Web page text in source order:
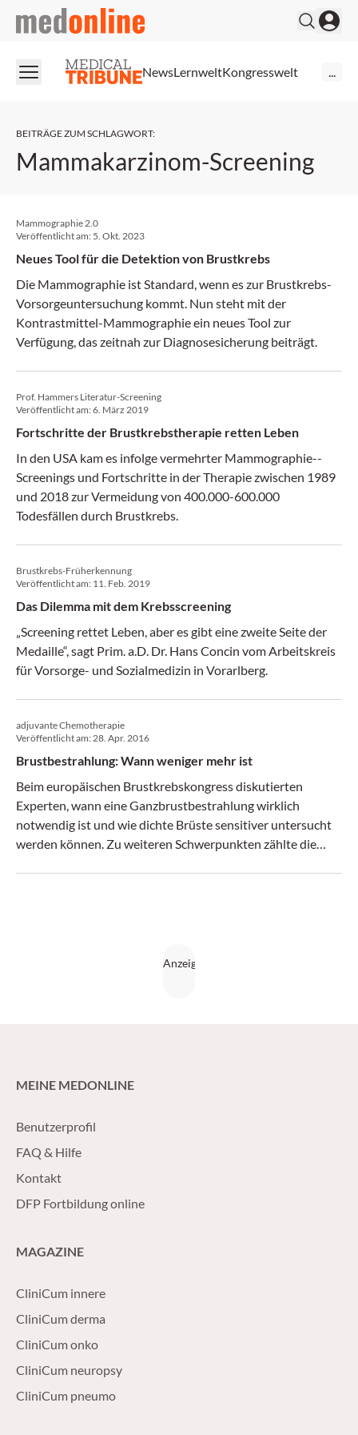
medonline
NewsLernweltKongresswelt
BEITRÄGE ZUM SCHLAGWORT:
Mammakarzinom-Screening
Mammographie 2.0
Veröffentlicht am: 5. Okt. 2023
Neues Tool für die Detektion von Brustkrebs
Die Mammographie ist Standard, wenn es zur Brustkrebs-
Vorsorgeuntersuchung kommt. Nun steht mit der
Kontrastmittel-Mammographie ein neues Tool zur
Verfügung, das zeitnah zur Diagnosesicherung beiträgt.
Prof. Hammers Literatur-Screening
Veröffentlicht am:6. März 2019
Fortschritte der Brustkrebstherapie retten Leben
In den USA kam es infolge vermehrter Mammographie-­
Screenings und Fortschritte in der Therapie zwischen 1989
und 2018 zur Vermeidung von 400.000-600.000
Todesfällen durch Brustkrebs.
Brustkrebs-Früherkennung
Veröffentlicht am: 11. Feb. 2019
Das Dilemma mit dem Krebsscreening
„Screening rettet Leben, aber es gibt eine zweite Seite der
Medaille“, sagt Prim. a.D. Dr. Hans Concin vom Arbeitskreis
für Vorsorge- und Sozialmedizin in Vorarlberg.
adjuvante Chemotherapie
Veröffentlicht am:28. Apr. 2016
Brustbestrahlung: Wann weniger mehr ist
Beim europäischen Brustkrebskongress diskutierten
Experten, wann eine Ganzbrustbestrahlung wirklich
notwendig ist und wie dichte Brüste sensitiver untersucht
werden können. Zu weiteren Schwerpunkten zählte die
MEINE MEDONLINE
Benutzerprofil
FAQ & Hilfe
Kontakt
DFP Fortbildung online
MAGAZINE
CliniCum innere
CliniCum derma
CliniCum onko
CliniCum neuropsy
CliniCum pneumo